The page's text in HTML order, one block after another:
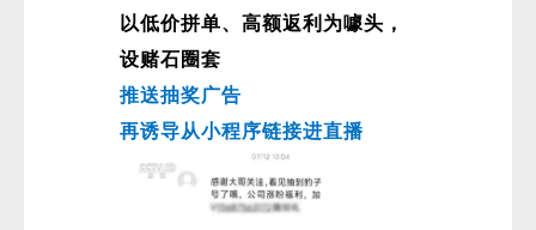
以低价拼单、高额返利为噱头，
设赌石圈套
推送抽奖广告
再诱导从小程序链接进直播